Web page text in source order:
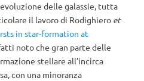
delle galassie, tutta
il lavoro di Rodighiero et
in star-formation at
noto che gran parte delle
stellare all’incirca
con una minoranza